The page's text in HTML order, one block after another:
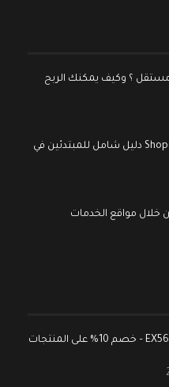
؟ وكيف يمكنك الربح
الربح من موقع Shopee دليل شامل للمبتدئين في
خلال مواقع الخدمات
كود خصم سبورتر EX56 – خصم 10% على المنتجات